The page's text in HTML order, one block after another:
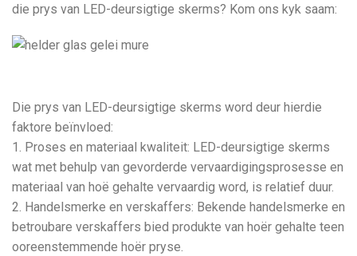
die prys van LED-deursigtige skerms? Kom ons kyk saam:
Die prys van LED-deursigtige skerms word deur hierdie
faktore beïnvloed:
1. Proses en materiaal kwaliteit: LED-deursigtige skerms
wat met behulp van gevorderde vervaardigingsprosesse en
materiaal van hoë gehalte vervaardig word, is relatief duur.
2. Handelsmerke en verskaffers: Bekende handelsmerke en
betroubare verskaffers bied produkte van hoër gehalte teen
ooreenstemmende hoër pryse.